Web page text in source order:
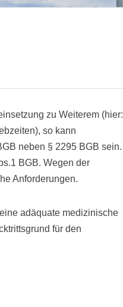
zu Weiterem (hier:
so kann
neben § 2295 BGB sein.
BGB. Wegen der
Anforderungen.
adäquate medizinische
für den